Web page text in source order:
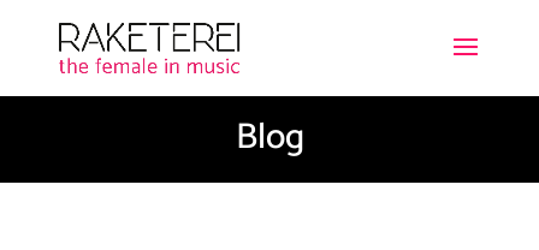
Blog